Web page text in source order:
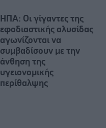
ΗΠΑ: Οι γίγαντες της
εφοδιαστικής αλυσίδας
αγωνίζονται να
συμβαδίσουν με την
άνθηση της
υγειονομικής
περίθαλψης